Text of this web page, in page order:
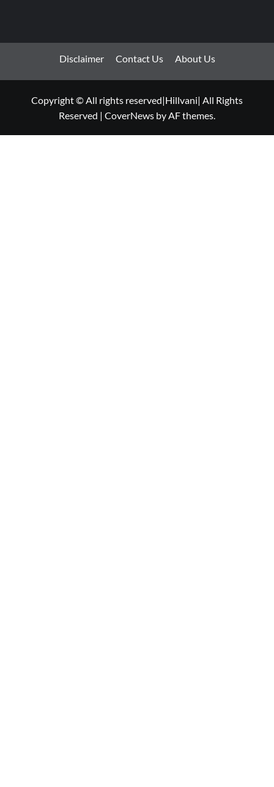
Disclaimer Contact Us About Us
Copyright © All rights reserved|Hillvani| All Rights
Reserved | CoverNews by AF themes.